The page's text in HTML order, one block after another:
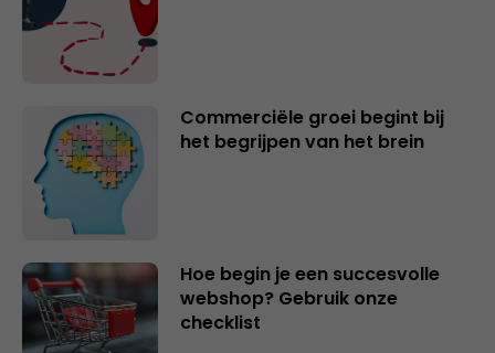
Commerciële groei begint bij
het begrijpen van het brein
Hoe begin je een succesvolle
webshop? Gebruik onze
checklist